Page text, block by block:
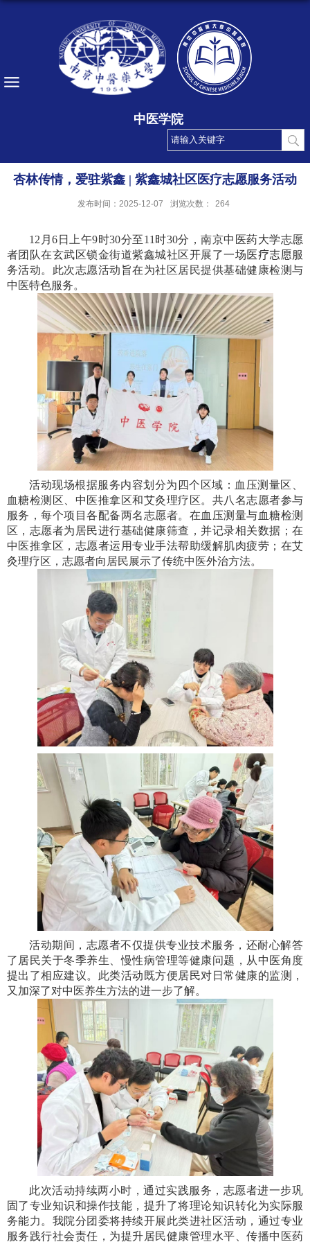
中医学院
杏林传情，爱驻紫鑫 | 紫鑫城社区医疗志愿服务活动
发布时间：2025-12-07 浏览次数： 264
12 月6 日上午9时30分至11 时30分，南京中医药大学志愿
者团队在玄武区锁金街道紫鑫城社区开展了一场 医疗志愿服
务活动。此次志愿活动旨在为社区居民提供基础健康检测与
中医特色服务。
活动现场根据服务内容划分为四个区域：血压测量区、
血糖检测区、中医推拿区和艾灸理疗区。共八名志愿者参与
服务，每个项目各配备两名志愿者。在血压测量与血糖检测
区，志愿者为居民进行基础健康筛查，并记录相关数据；在
中医推拿区，志愿者运用专业手法帮助缓解肌肉疲劳；在艾
灸理疗区，志愿者向居民展示了传统中医外治方法。
活动期间，志愿者不仅提供专业技术服务，还耐心解答
了居民关于冬季养生、慢性病管理等健康问题，从中医角度
提出了相应建议。此类活动既方便居民对日常健康的监测，
又加深了对中医养生方法的进一步了解。
此次活动持续两小时，通过实践服务，志愿者进一步巩
固了专业知识和操作技能，提升了将理论知识转化为实际服
务能力。我院分团委将持续开展此类进社区活动，通过专业
服务践行社会责任，为提升居民健康管理水平、传播中医药